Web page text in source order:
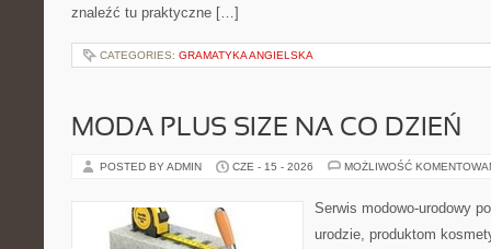
znaleźć tu praktyczne […]
CATEGORIES: GRAMATYKA ANGIELSKA
MODA PLUS SIZE NA CO DZIEŃ
POSTED BY ADMIN CZE - 15 - 2026 MOŻLIWOŚĆ
Serwis modowo-urodowy
urodzie, produktom